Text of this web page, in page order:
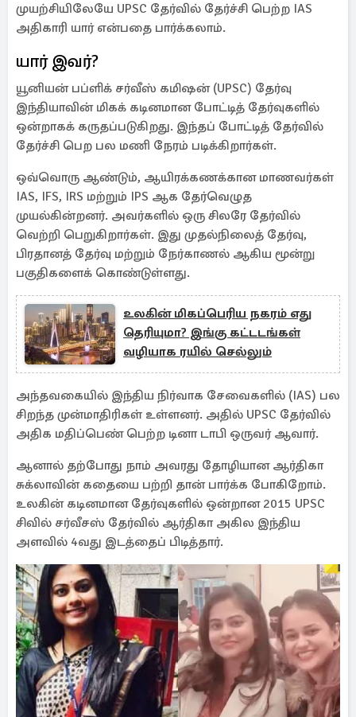
முயற்சியிலேயே UPSC தேர்வில் தேர்ச்சி பெற்ற IAS
அதிகாரி யார் என்பதை பார்க்கலாம்.
யார் இவர்?
யூனியன் பப்ளிக் சர்வீஸ் கமிஷன் (UPSC) தேர்வு
இந்தியாவின் மிகக் கடினமான போட்டித் தேர்வுகளில்
ஒன்றாகக் கருதப்படுகிறது. இந்தப் போட்டித் தேர்வில்
தேர்ச்சி பெற பல மணி நேரம் படிக்கிறார்கள்.
ஒவ்வொரு ஆண்டும், ஆயிரக்கணக்கான மாணவர்கள்
IAS, IFS, IRS மற்றும் IPS ஆக தேர்வெழுத
முயல்கின்றனர். அவர்களில் ஒரு சிலரே தேர்வில்
வெற்றி பெறுகிறார்கள். இது முதல்நிலைத் தேர்வு,
பிரதானத் தேர்வு மற்றும் நேர்காணல் ஆகிய மூன்று
பகுதிகளைக் கொண்டுள்ளது.
உலகின் மிகப்பெரிய நகரம் எது
தெரியுமா? இங்கு கட்டடங்கள்
வழியாக ரயில் செல்லும்
அந்தவகையில் இந்திய நிர்வாக சேவைகளில் (IAS) பல
சிறந்த முன்மாதிரிகள் உள்ளனர். அதில் UPSC தேர்வில்
அதிக மதிப்பெண் பெற்ற டினா டாபி ஒருவர் ஆவார்.
ஆனால் தற்போது நாம் அவரது தோழியான ஆர்திகா
சுக்லாவின் கதையை பற்றி தான் பார்க்க போகிறோம்.
உலகின் கடினமான தேர்வுகளில் ஒன்றான 2015 UPSC
சிவில் சர்வீசஸ் தேர்வில் ஆர்திகா அகில இந்திய
அளவில் 4வது இடத்தைப் பிடித்தார்.